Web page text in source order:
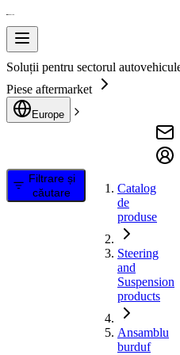
Soluții pentru sectorul
Piese aftermarket
Europe
Filtrare și
căutare
Catalog
de
produse
Steering
and
Suspension
products
Ansamblu
burduf